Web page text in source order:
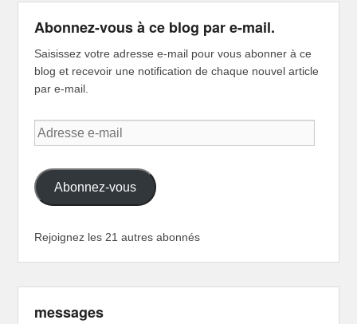
Abonnez-vous à ce blog par e-mail.
Saisissez votre adresse e-mail pour vous abonner à ce
blog et recevoir une notification de chaque nouvel article
par e-mail.
Adresse
e-
Abonnez-vous
Rejoignez les 21 autres abonnés
messages